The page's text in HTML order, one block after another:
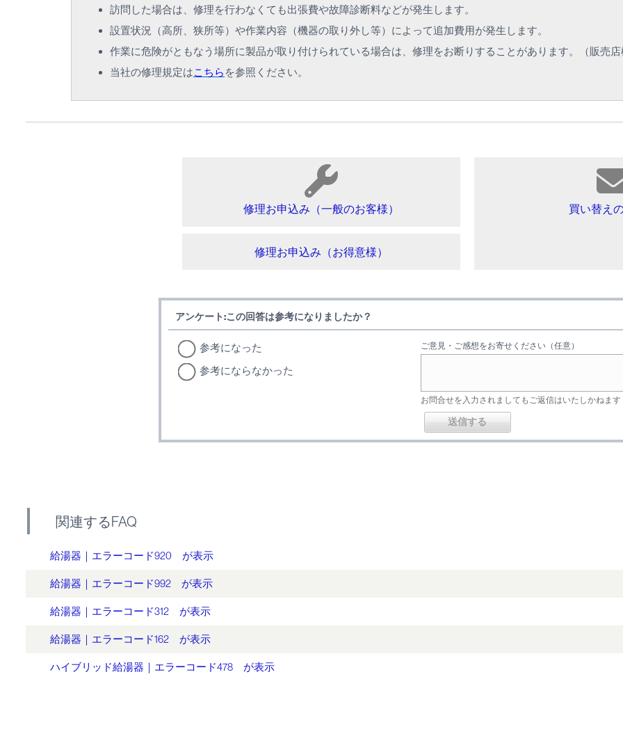
訪問した場合は、修理を行わなくても出張費や故障診断料などが発生します。
設置状況（高所、狭所等）や作業内容（機器の取り外し等）によって追加費用が発生します。
作業に危険がともなう場所に製品が取り付けられている場合は、修理をお断りすることがあります。（販売
当社の修理規定はこちら を参照ください。
修理お申込み（一般のお客様）
修理お申込み（お得意様）
買い替え
アンケート:この回答は参考になりましたか？
参考になった
参考にならなかった
ご意見・ご感想をお寄せください（任意）
お問合せを入力されましてもご返信はいたしかねます
関連するFAQ
給湯器｜エラーコード920 が表示
給湯器｜エラーコード992 が表示
給湯器｜エラーコード312 が表示
給湯器｜エラーコード162 が表示
ハイブリッド給湯器｜エラーコード478 が表示